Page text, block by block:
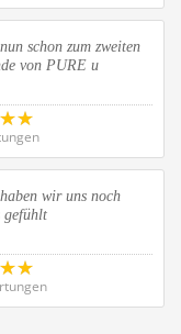
schon zum zweiten
von PURE u
wir uns noch
gefühlt